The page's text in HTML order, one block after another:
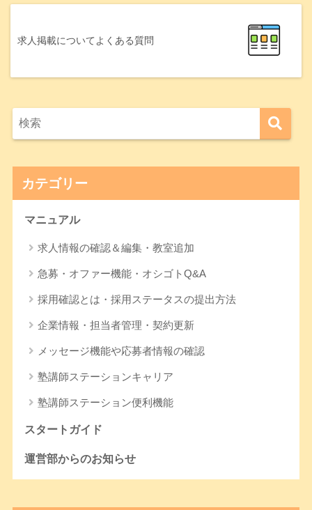
求人掲載についてよくある質問
カテゴリー
マニュアル
求人情報の確認＆編集・教室追加
急募・オファー機能・オシゴトQ&A
採用確認とは・採用ステータスの提出方法
企業情報・担当者管理・契約更新
メッセージ機能や応募者情報の確認
塾講師ステーションキャリア
塾講師ステーション便利機能
スタートガイド
運営部からのお知らせ